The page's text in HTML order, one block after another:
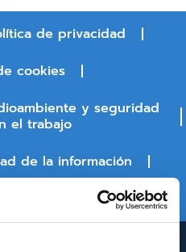
de privacidad
cookies
y seguridad
el trabajo
de la información